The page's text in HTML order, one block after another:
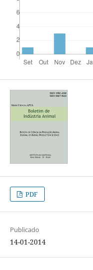
PDF
Publicado
14-01-2014